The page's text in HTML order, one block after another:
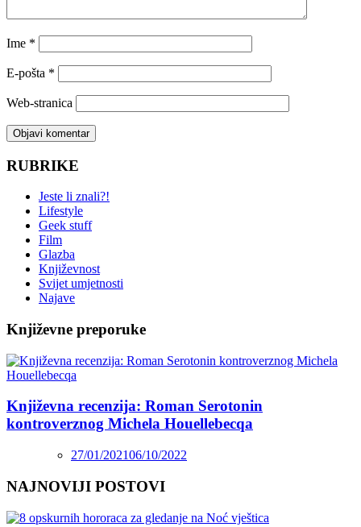
Ime *
E-pošta *
Web-stranica
RUBRIKE
Jeste li znali?!
Lifestyle
Geek stuff
Film
Glazba
Književnost
Svijet umjetnosti
Najave
Književne preporuke
Književna recenzija: Roman Serotonin
kontroverznog Michela Houellebecqa
27/01/202106/10/2022
NAJNOVIJI POSTOVI